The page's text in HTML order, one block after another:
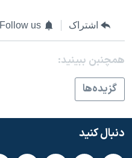
اشتراک Follow us
همچنبن ببینید:
گزيده‌ها
دنبال کنید